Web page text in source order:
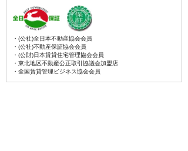
・(公社)全日本不動産協会会員
・(公社)不動産保証協会会員
・(公財)日本賃貸住宅管理協会会員
・東北地区不動産公正取引協議会加盟店
・全国賃貸管理ビジネス協会会員